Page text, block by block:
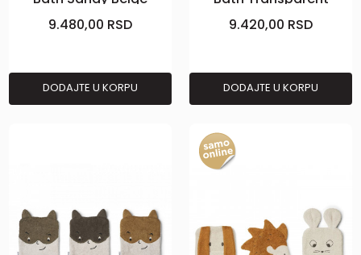
9.480,00 RSD
DODAJTE U KORPU
Green
9.420,00 RSD
DODAJTE U KORPU